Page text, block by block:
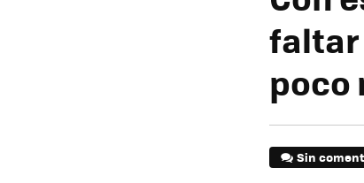
faltar
poco
Sin